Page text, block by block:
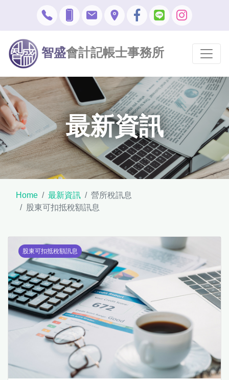
智盛會計記帳士事務所
最新資訊
Home 最新資訊
營所稅訊息
股東可扣抵稅額訊息
股東可扣抵稅額訊息